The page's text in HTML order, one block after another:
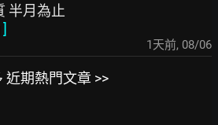
半月為止
]
1天前, 08/06
近期熱門文章 >>